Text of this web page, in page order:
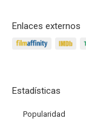
Enlaces externos
Estadísticas
Popularidad